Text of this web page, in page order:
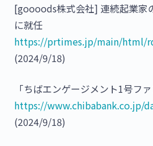
[goooods株式会社] 連続起業家
に就任
https://prtimes.jp/main/html/
(2024/9/18)
「ちばエンゲージメント1号フ
https://www.chibabank.co.jp/
(2024/9/18)